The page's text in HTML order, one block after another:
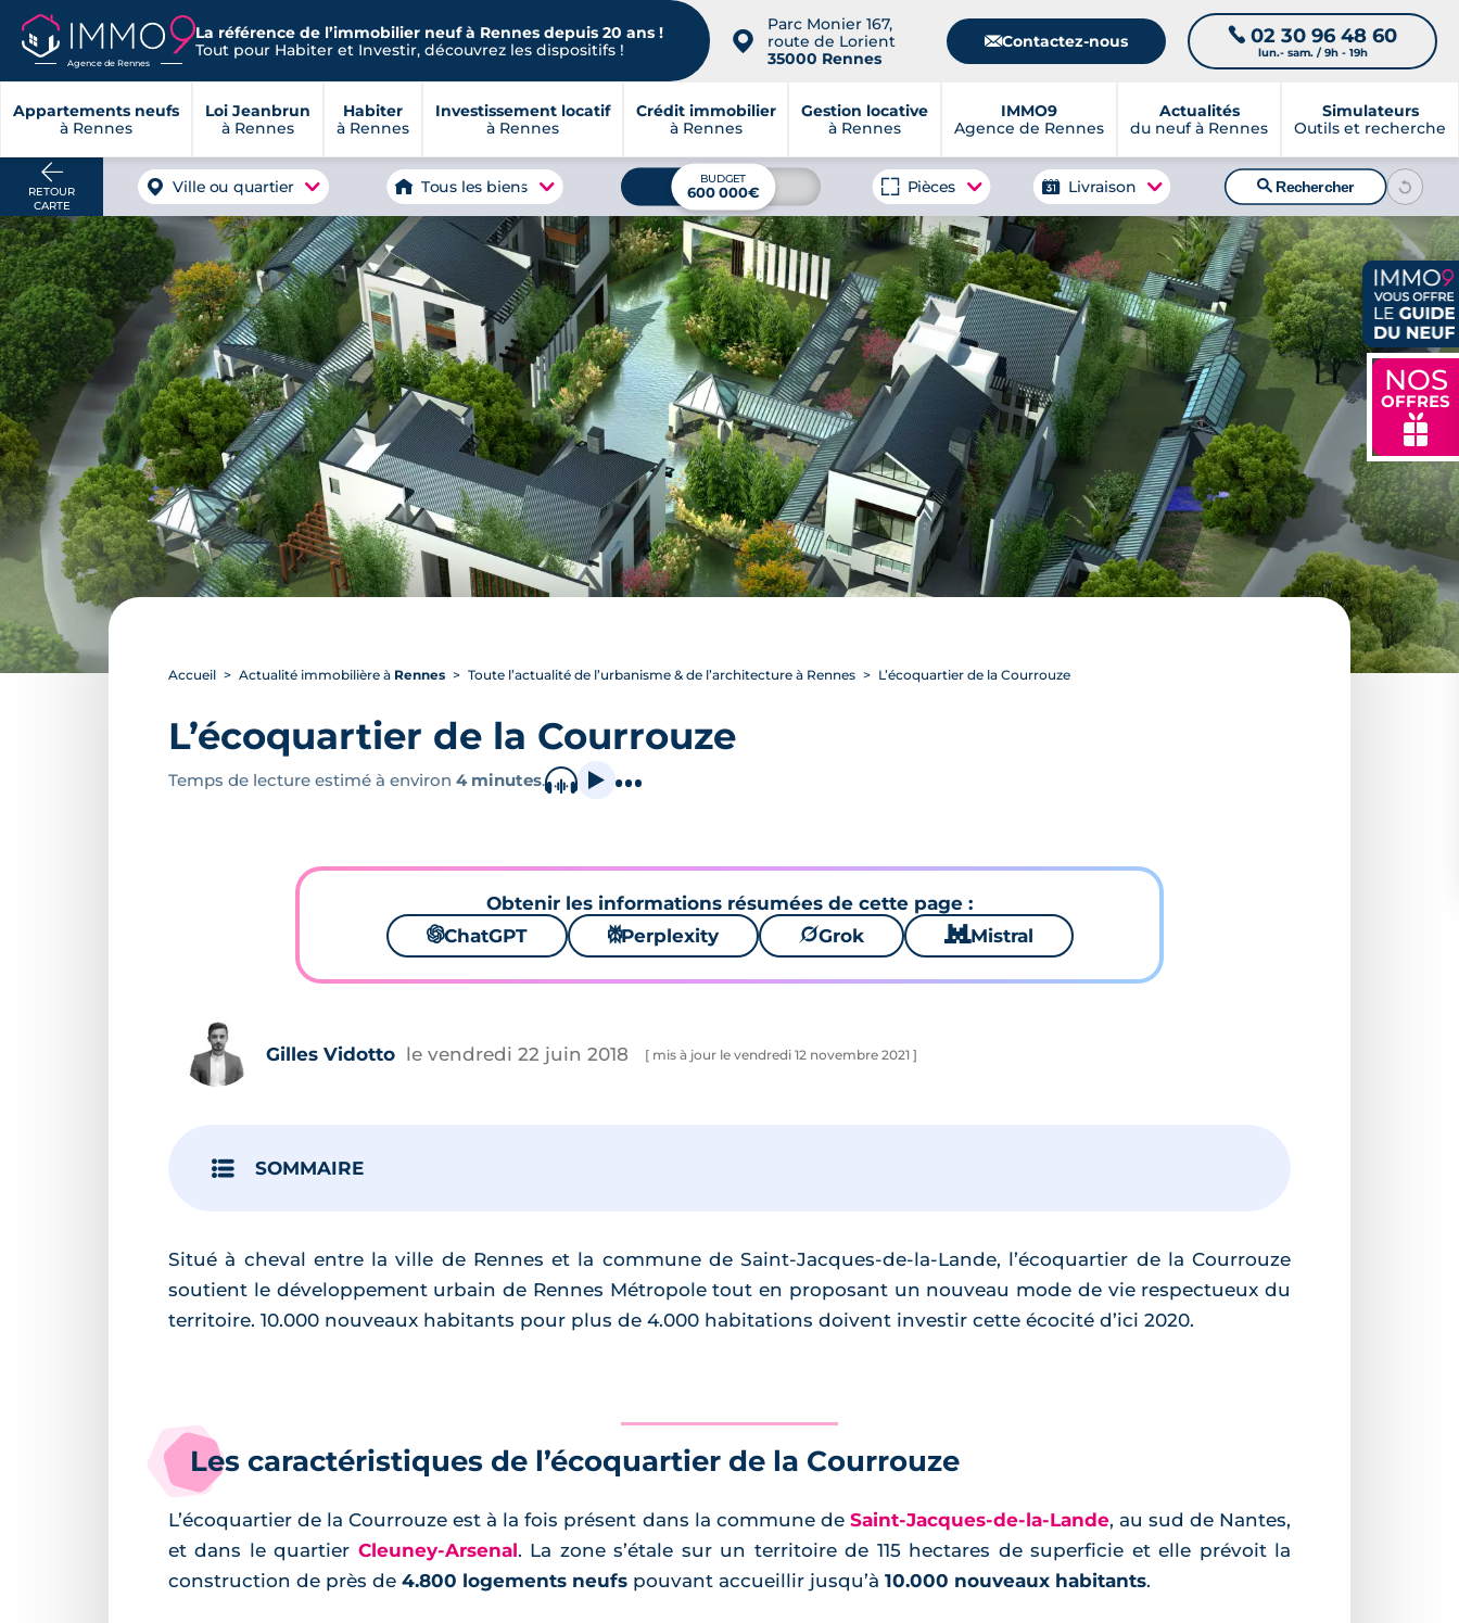
Agence de Rennes
La référence de l’immobilier neuf à Rennes depuis 20 ans !
Tout pour Habiter et Investir, découvrez les dispositifs !
📍
Parc Monier 167,
route de Lorient
35000 Rennes
📧Contactez-nous 📞 02 30 96 48 60
lun.- sam. / 9h - 19h
Appartements neufs
à Rennes
Loi Jeanbrun
à Rennes
Habiter
à Rennes
Investissement locatif
à Rennes
Crédit immobilier
à Rennes
Gestion locative
à Rennes
IMMO9
Agence de Rennes
Actualités
du neuf à Rennes
Simulateurs
Outils et recherche
NOS
OFFRES
🎁
RETOUR
CARTE
Ville ou quartier Tous les biens BUDGET
600 000€ Pièces Livraison 🔍Rechercher
Accueil Actualité immobilière à Rennes Toute l’actualité de l’urbanisme & de l’architecture à Rennes L’écoquartier de la Courrouze
L’écoquartier de la Courrouze
Temps de lecture estimé à environ 4 minutes.
Obtenir les informations résumées de cette page :
🌌ChatGPT ⚙Perplexity 🪐Grok 🐱 Mistral
Gilles Vidotto le vendredi 22 juin 2018 [ mis à jour le vendredi 12 novembre 2021 ]
SOMMAIRE
Situé à cheval entre la ville de Rennes et la commune de Saint-Jacques-de-la-Lande, l’écoquartier de la Courrouze
soutient le développement urbain de Rennes Métropole tout en proposant un nouveau mode de vie respectueux du
territoire. 10.000 nouveaux habitants pour plus de 4.000 habitations doivent investir cette écocité d’ici 2020.
Les caractéristiques de l’écoquartier de la Courrouze
L’écoquartier de la Courrouze est à la fois présent dans la commune de Saint-Jacques-de-la-Lande, au sud de Nantes,
et dans le quartier Cleuney-Arsenal. La zone s’étale sur un territoire de 115 hectares de superficie et elle prévoit la
construction de près de 4.800 logements neufs pouvant accueillir jusqu’à 10.000 nouveaux habitants.